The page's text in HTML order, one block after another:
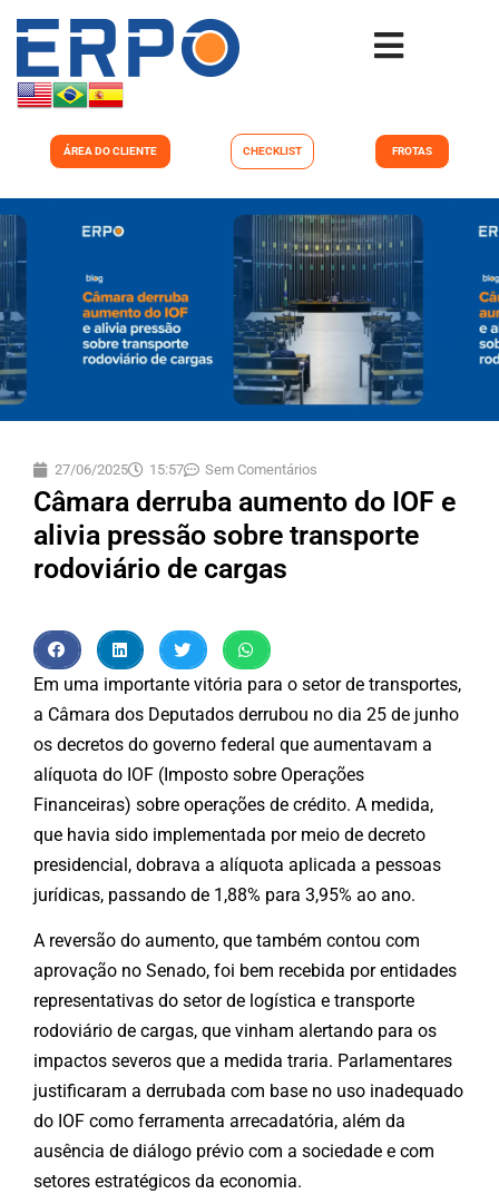
ÁREA DO CLIENTE CHECKLIST FROTAS
27/06/2025 15:57 Sem Comentários
Câmara derruba aumento do IOF e
alivia pressão sobre transporte
rodoviário de cargas
Em uma importante vitória para o setor de transportes,
a Câmara dos Deputados derrubou no dia 25 de junho
os decretos do governo federal que aumentavam a
alíquota do IOF (Imposto sobre Operações
Financeiras) sobre operações de crédito. A medida,
que havia sido implementada por meio de decreto
presidencial, dobrava a alíquota aplicada a pessoas
jurídicas, passando de 1,88% para 3,95% ao ano.
A reversão do aumento, que também contou com
aprovação no Senado, foi bem recebida por entidades
representativas do setor de logística e transporte
rodoviário de cargas, que vinham alertando para os
impactos severos que a medida traria. Parlamentares
justificaram a derrubada com base no uso inadequado
do IOF como ferramenta arrecadatória, além da
ausência de diálogo prévio com a sociedade e com
setores estratégicos da economia.